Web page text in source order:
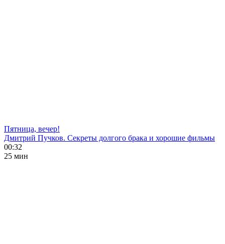
Пятница, вечер!
Дмитрий Пучков. Секреты долгого брака и хорошие фильмы
00:32
25 мин